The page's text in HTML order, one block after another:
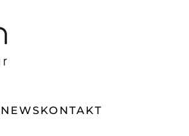
NEWSKONTAKT